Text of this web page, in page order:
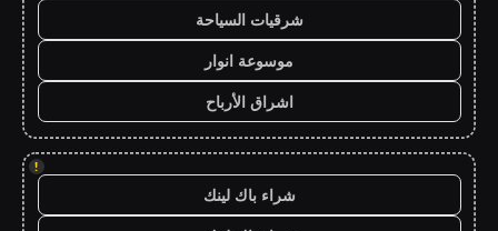
شرقيات السياحة
موسوعة انوار
اشراق الأرباح
!
شراء باك لينك